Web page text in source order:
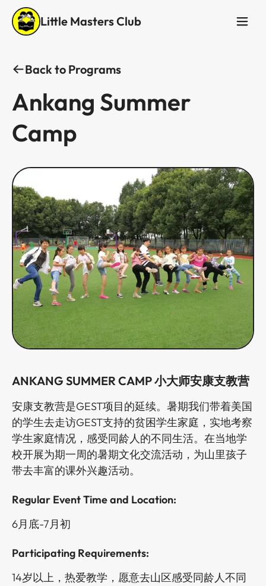
Little Masters Club
Back to Programs
Ankang Summer
Camp​​​​‌ ‍ ​‍​‍‌‍ ‌ ​‍‌‍‍‌‌‍‌ ‌‍‍‌‌‍ ‍​‍​‍​ ‍‍​‍​‍‌ ​ ‌‍​‌‌‍ ‍‌‍‍‌‌ ‌​‌ ‍‌​‍ ‍‌‍‍‌‌‍ ​‍​‍​‍ ​​‍​‍‌‍‍​‌ ​‍‌‍‌‌‌‍‌‍​‍​‍​ ‍‍​‍​‍‌‍‍​‌ ‌​‌ ‌​‌ ​​​ ‍‍​‍ ​‍ ‌‍ ​‌‍ ‌‍​ ‌‍​‌‌‍ ​‌‍‍​‌‍ ‌ ​ ‌ ‌​​ ‍‍​ ​ ​ ​ ​ ​ ​ ​ ​‍ ‌‍‍‌‌‍ ‍‌ ‌​‌‍‌‌‌‍ ‍‌ ‌​​‍ ‌‍‌‌‌‍‌​‌‍‍‌‌ ‌​​‍ ‌‍ ‌‌‍ ‌‍‌​‌‍‌‌​ ‌‌ ​​‌ ​‍‌‍‌‌‌ ​ ‌‍‌‌‌‍ ‍‌ ‌​‌‍​‌‌ ‌​‌‍‍‌‌‍ ‌‍ ‍​ ‍ ‌‍‍‌‌‍‌​​ ‌​ ‍​​ ​‌‌‍‌‌​ ‌ ‌‍​ ​ ‍‌​ ‍​‌‍​‌​‍ ‌​ ‍‌‌‍​ ​ ‌‌‌‍‌‌​‍ ‌​ ‌​​ ​​‌‍​‌​ ‍‌​‍ ‌‌‍​‍​ ​‍​ ‌‍​ ​‍​‍ ‌​ ​ ‌‍‌‍‌‍‌‌‌‍​‍​ ​​​ ‌​​ ‌‍‌‍​‍‌‍‌‍‌‍‌​‌‍​‍‌‍​ ​ ‍ ‌ ‌​‌ ‍‌‌ ​​‌‍‌‌​ ‌‌ ​​‌ ​‍‌‍ ‌‍‌ ‌ ​‍‌‍​‌‌‍ ‌​ ‍ ‌ ​​‌‍​‌‌ ‌​‌‍‍​​ ‌‌ ‌​‌‍‍‌‌ ‌​‌‍ ​‌‍‌‌​ ‌‍​‍‌‍​‌‌ ​ ‌‍‌‌‌‌‌‌‌ ​‍‌‍ ​​ ‌‌‍‍​‌ ‌​‌ ‌​‌ ​​​‍‌‌​ ​ ‌​​‌​‍‌‌​ ​‍‌​‌‍​‍‌‌​ ​‍‌​‌‍‌‍ ​‌‍ ‌‍​ ‌‍​‌‌‍ ​‌‍‍​‌‍ ‌ ​ ‌ ‌​​‍‌‌​ ​ ‌​​‌​ ​ ​ ​ ​ ​ ​ ​ ​‍‌‍‌‍‍‌‌‍‌​​ ‌​ ‍​​ ​‌‌‍‌‌​ ‌ ‌‍​ ​ ‍‌​ ‍​‌‍​‌​‍ ‌​ ‍‌‌‍​ ​ ‌‌‌‍‌‌​‍ ‌​ ‌​​ ​​‌‍​‌​ ‍‌​‍ ‌‌‍​‍​ ​‍​ ‌‍​ ​‍​‍ ‌​ ​ ‌‍‌‍‌‍‌‌‌‍​‍​ ​​​ ‌​​ ‌‍‌‍​‍‌‍‌‍‌‍‌​‌‍​‍‌‍​ ​‍‌‍‌ ‌​‌ ‍‌‌ ​​‌‍‌‌​ ‌‌ ​​‌ ​‍‌‍ ‌‍‌ ‌ ​‍‌‍​‌‌‍ ‌​‍‌‍‌ ​​‌‍​‌‌ ‌​‌‍‍​​ ‌‌ ‌​‌‍‍‌‌ ‌​‌‍ ​‌‍‌‌​‍​‍‌ ‌
ANKANG SUMMER CAMP ​​​​‌ ‍ ​‍​‍‌‍ ‌ ​‍‌‍‍‌‌‍‌ ‌‍‍‌‌‍ ‍​‍​‍​ ‍‍​‍​‍‌ ​ ‌‍​‌‌‍ ‍‌‍‍‌‌ ‌​‌ ‍‌​‍ ‍‌‍‍‌‌‍ ​‍​‍​‍ ​​‍​‍‌‍‍​‌ ​‍‌‍‌‌‌‍‌‍​‍​‍​ ‍‍​‍​‍‌‍‍​‌ ‌​‌ ‌​‌ ​​​ ‍‍​‍ ​‍ ‌‍ ​‌‍ ‌‍​ ‌‍​‌‌‍ ​‌‍‍​‌‍ ‌ ​ ‌ ‌​​ ‍‍​ ​ ​ ​ ​ ​ ​ ​ ​‍ ‌‍‍‌‌‍ ‍‌ ‌​‌‍‌‌‌‍ ‍‌ ‌​​‍ ‌‍‌‌‌‍‌​‌‍‍‌‌ ‌​​‍ ‌‍ ‌‌‍ ‌‍‌​‌‍‌‌​ ‌‌ ​​‌ ​‍‌‍‌‌‌ ​ ‌‍‌‌‌‍ ‍‌ ‌​‌‍​‌‌ ‌​‌‍‍‌‌‍ ‌‍ ‍​ ‍ ‌‍‍‌‌‍‌​​ ‌​ ‍​​ ​‌‌‍‌‌​ ‌ ‌‍​ ​ ‍‌​ ‍​‌‍​‌​‍ ‌​ ‍‌‌‍​ ​ ‌‌‌‍‌‌​‍ ‌​ ‌​​ ​​‌‍​‌​ ‍‌​‍ ‌‌‍​‍​ ​‍​ ‌‍​ ​‍​‍ ‌​ ​ ‌‍‌‍‌‍‌‌‌‍​‍​ ​​​ ‌​​ ‌‍‌‍​‍‌‍‌‍‌‍‌​‌‍​‍‌‍​ ​ ‍ ‌ ‌​‌ ‍‌‌ ​​‌‍‌‌​ ‌‌ ​​‌ ​‍‌‍ ‌‍‌ ‌ ​‍‌‍​‌‌‍ ‌​ ‍ ‌ ​​‌‍​‌‌ ‌​‌‍‍​​ ‌‌‍​‍‌‍ ‌‍‌​‌ ‍‌​‍‌‌​ ‌‌‌​​‍‌‌ ‌‍‍ ‌‍‌‌‌ ‍‌​‍‌‌​ ​ ‌​‌​​‍‌‌​ ​ ‌​‌​​‍‌‌​ ​‍​ ​‍‌‍‌‌‌‍‌​​ ​​​ ‌​‌‍‌‌​ ‌​‌‍‌‌​ ‌​‌‍‌‍‌‍​‍‌‍‌‍‌‍‌‌​‍‌‌​ ​‍​ ​‍​‍‌‌​ ‌‌‌​‌​​‍ ‍‌‍​ ‌‍‍​‌‍‍‌‌‍ ​‌‍‌​‌ ​‍‌‍‌‌‌‍ ‍​‍‌‌​ ‌‌‌​​‍‌‌ ‌‍‍ ‌‍‌‌‌ ‍‌​‍‌‌​ ​ ‌​‌​​‍‌‌​ ​ ‌​‌​​‍‌‌​ ​‍​ ​‍‌‍‌​​ ​‍‌‍​‌​ ‌​​ ‍‌​ ‌‌​ ‍‌​ ‌‍​ ‌‍​ ‌‌​ ‌‍​ ​​​ ​​​‍‌‌​ ​‍​ ​‍​‍‌‌​ ‌‌‌​‌​​‍ ‍‌ ‌​‌‍‌‌‌ ‍​‌ ‌​​ ‌‍​‍‌‍​‌‌ ​ ‌‍‌‌‌‌‌‌‌ ​‍‌‍ ​​ ‌‌‍‍​‌ ‌​‌ ‌​‌ ​​​‍‌‌​ ​ ‌​​‌​‍‌‌​ ​‍‌​‌‍​‍‌‌​ ​‍‌​‌‍‌‍ ​‌‍ ‌‍​ ‌‍​‌‌‍ ​‌‍‍​‌‍ ‌ ​ ‌ ‌​​‍‌‌​ ​ ‌​​‌​ ​ ​ ​ ​ ​ ​ ​ ​‍‌‍‌‍‍‌‌‍‌​​ ‌​ ‍​​ ​‌‌‍‌‌​ ‌ ‌‍​ ​ ‍‌​ ‍​‌‍​‌​‍ ‌​ ‍‌‌‍​ ​ ‌‌‌‍‌‌​‍ ‌​ ‌​​ ​​‌‍​‌​ ‍‌​‍ ‌‌‍​‍​ ​‍​ ‌‍​ ​‍​‍ ‌​ ​ ‌‍‌‍‌‍‌‌‌‍​‍​ ​​​ ‌​​ ‌‍‌‍​‍‌‍‌‍‌‍‌​‌‍​‍‌‍​ ​‍‌‍‌ ‌​‌ ‍‌‌ ​​‌‍‌‌​ ‌‌ ​​‌ ​‍‌‍ ‌‍‌ ‌ ​‍‌‍​‌‌‍ ‌​‍‌‍‌ ​​‌‍​‌‌ ‌​‌‍‍​​ ‌‌‍​‍‌‍ ‌‍‌​‌ ‍‌​‍‌‌​ ‌‌‌​​‍‌‌ ‌‍‍ ‌‍‌‌‌ ‍‌​‍‌‌​ ​ ‌​‌​​‍‌‌​ ​ ‌​‌​​‍‌‌​ ​‍​ ​‍‌‍‌‌‌‍‌​​ ​​​ ‌​‌‍‌‌​ ‌​‌‍‌‌​ ‌​‌‍‌‍‌‍​‍‌‍‌‍‌‍‌‌​‍‌‌​ ​‍​ ​‍​‍‌‌​ ‌‌‌​‌​​‍ ‍‌‍​ ‌‍‍​‌‍‍‌‌‍ ​‌‍‌​‌ ​‍‌‍‌‌‌‍ ‍​‍‌‌​ ‌‌‌​​‍‌‌ ‌‍‍ ‌‍‌‌‌ ‍‌​‍‌‌​ ​ ‌​‌​​‍‌‌​ ​ ‌​‌​​‍‌‌​ ​‍​ ​‍‌‍‌​​ ​‍‌‍​‌​ ‌​​ ‍‌​ ‌‌​ ‍‌​ ‌‍​ ‌‍​ ‌‌​ ‌‍​ ​​​ ​​​‍‌‌​ ​‍​ ​‍​‍‌‌​ ‌‌‌​‌​​‍ ‍‌ ‌​‌‍‌‌‌ ‍​‌ ‌​​‍​‍‌ ‌小大师安康支教营​​​​‌ ‍ ​‍​‍‌‍ ‌ ​‍‌‍‍‌‌‍‌ ‌‍‍‌‌‍ ‍​‍​‍​ ‍‍​‍​‍‌ ​ ‌‍​‌‌‍ ‍‌‍‍‌‌ ‌​‌ ‍‌​‍ ‍‌‍‍‌‌‍ ​‍​‍​‍ ​​‍​‍‌‍‍​‌ ​‍‌‍‌‌‌‍‌‍​‍​‍​ ‍‍​‍​‍‌‍‍​‌ ‌​‌ ‌​‌ ​​​ ‍‍​‍ ​‍ ‌‍ ​‌‍ ‌‍​ ‌‍​‌‌‍ ​‌‍‍​‌‍ ‌ ​ ‌ ‌​​ ‍‍​ ​ ​ ​ ​ ​ ​ ​ ​‍ ‌‍‍‌‌‍ ‍‌ ‌​‌‍‌‌‌‍ ‍‌ ‌​​‍ ‌‍‌‌‌‍‌​‌‍‍‌‌ ‌​​‍ ‌‍ ‌‌‍ ‌‍‌​‌‍‌‌​ ‌‌ ​​‌ ​‍‌‍‌‌‌ ​ ‌‍‌‌‌‍ ‍‌ ‌​‌‍​‌‌ ‌​‌‍‍‌‌‍ ‌‍ ‍​ ‍ ‌‍‍‌‌‍‌​​ ‌​ ‍​​ ​‌‌‍‌‌​ ‌ ‌‍​ ​ ‍‌​ ‍​‌‍​‌​‍ ‌​ ‍‌‌‍​ ​ ‌‌‌‍‌‌​‍ ‌​ ‌​​ ​​‌‍​‌​ ‍‌​‍ ‌‌‍​‍​ ​‍​ ‌‍​ ​‍​‍ ‌​ ​ ‌‍‌‍‌‍‌‌‌‍​‍​ ​​​ ‌​​ ‌‍‌‍​‍‌‍‌‍‌‍‌​‌‍​‍‌‍​ ​ ‍ ‌ ‌​‌ ‍‌‌ ​​‌‍‌‌​ ‌‌ ​​‌ ​‍‌‍ ‌‍‌ ‌ ​‍‌‍​‌‌‍ ‌​ ‍ ‌ ​​‌‍​‌‌ ‌​‌‍‍​​ ‌‌‍​‍‌‍ ‌‍‌​‌ ‍‌​‍‌‌​ ‌‌‌​​‍‌‌ ‌‍‍ ‌‍‌‌‌ ‍‌​‍‌‌​ ​ ‌​‌​​‍‌‌​ ​ ‌​‌​​‍‌‌​ ​‍​ ​‍‌‍‌‌‌‍‌​​ ​​​ ‌​‌‍‌‌​ ‌​‌‍‌‌​ ‌​‌‍‌‍‌‍​‍‌‍‌‍‌‍‌‌​‍‌‌​ ​‍​ ​‍​‍‌‌​ ‌‌‌​‌​​‍ ‍‌‍​ ‌‍‍​‌‍‍‌‌‍ ​‌‍‌​‌ ​‍‌‍‌‌‌‍ ‍​‍‌‌​ ‌‌‌​​‍‌‌ ‌‍‍ ‌‍‌‌‌ ‍‌​‍‌‌​ ​ ‌​‌​​‍‌‌​ ​ ‌​‌​​‍‌‌​ ​‍​ ​‍‌‍‌​​ ​‍‌‍​‌​ ‌​​ ‍‌​ ‌‌​ ‍‌​ ‌‍​ ‌‍​ ‌‌​ ‌‍​ ​​​ ​‌​‍‌‌​ ​‍​ ​‍​‍‌‌​ ‌‌‌​‌​​‍ ‍‌ ‌​‌‍‌‌‌ ‍​‌ ‌​​ ‌‍​‍‌‍​‌‌ ​ ‌‍‌‌‌‌‌‌‌ ​‍‌‍ ​​ ‌‌‍‍​‌ ‌​‌ ‌​‌ ​​​‍‌‌​ ​ ‌​​‌​‍‌‌​ ​‍‌​‌‍​‍‌‌​ ​‍‌​‌‍‌‍ ​‌‍ ‌‍​ ‌‍​‌‌‍ ​‌‍‍​‌‍ ‌ ​ ‌ ‌​​‍‌‌​ ​ ‌​​‌​ ​ ​ ​ ​ ​ ​ ​ ​‍‌‍‌‍‍‌‌‍‌​​ ‌​ ‍​​ ​‌‌‍‌‌​ ‌ ‌‍​ ​ ‍‌​ ‍​‌‍​‌​‍ ‌​ ‍‌‌‍​ ​ ‌‌‌‍‌‌​‍ ‌​ ‌​​ ​​‌‍​‌​ ‍‌​‍ ‌‌‍​‍​ ​‍​ ‌‍​ ​‍​‍ ‌​ ​ ‌‍‌‍‌‍‌‌‌‍​‍​ ​​​ ‌​​ ‌‍‌‍​‍‌‍‌‍‌‍‌​‌‍​‍‌‍​ ​‍‌‍‌ ‌​‌ ‍‌‌ ​​‌‍‌‌​ ‌‌ ​​‌ ​‍‌‍ ‌‍‌ ‌ ​‍‌‍​‌‌‍ ‌​‍‌‍‌ ​​‌‍​‌‌ ‌​‌‍‍​​ ‌‌‍​‍‌‍ ‌‍‌​‌ ‍‌​‍‌‌​ ‌‌‌​​‍‌‌ ‌‍‍ ‌‍‌‌‌ ‍‌​‍‌‌​ ​ ‌​‌​​‍‌‌​ ​ ‌​‌​​‍‌‌​ ​‍​ ​‍‌‍‌‌‌‍‌​​ ​​​ ‌​‌‍‌‌​ ‌​‌‍‌‌​ ‌​‌‍‌‍‌‍​‍‌‍‌‍‌‍‌‌​‍‌‌​ ​‍​ ​‍​‍‌‌​ ‌‌‌​‌​​‍ ‍‌‍​ ‌‍‍​‌‍‍‌‌‍ ​‌‍‌​‌ ​‍‌‍‌‌‌‍ ‍​‍‌‌​ ‌‌‌​​‍‌‌ ‌‍‍ ‌‍‌‌‌ ‍‌​‍‌‌​ ​ ‌​‌​​‍‌‌​ ​ ‌​‌​​‍‌‌​ ​‍​ ​‍‌‍‌​​ ​‍‌‍​‌​ ‌​​ ‍‌​ ‌‌​ ‍‌​ ‌‍​ ‌‍​ ‌‌​ ‌‍​ ​​​ ​‌​‍‌‌​ ​‍​ ​‍​‍‌‌​ ‌‌‌​‌​​‍ ‍‌ ‌​‌‍‌‌‌ ‍​‌ ‌​​‍​‍‌ ‌
安康支教营是GEST项目的延续。暑期我们带着美国
的学生去走访GEST支持的贫困学生家庭，实地考察
学生家庭情况，感受同龄人的不同生活。在当地学
校开展为期一周的暑期文化交流活动，为山里孩子
带去丰富的课外兴趣活动。​​​​‌ ‍ ​‍​‍‌‍ ‌ ​‍‌‍‍‌‌‍‌ ‌‍‍‌‌‍ ‍​‍​‍​ ‍‍​‍​‍‌ ​ ‌‍​‌‌‍ ‍‌‍‍‌‌ ‌​‌ ‍‌​‍ ‍‌‍‍‌‌‍ ​‍​‍​‍ ​​‍​‍‌‍‍​‌ ​‍‌‍‌‌‌‍‌‍​‍​‍​ ‍‍​‍​‍‌‍‍​‌ ‌​‌ ‌​‌ ​​​ ‍‍​‍ ​‍ ‌‍ ​‌‍ ‌‍​ ‌‍​‌‌‍ ​‌‍‍​‌‍ ‌ ​ ‌ ‌​​ ‍‍​ ​ ​ ​ ​ ​ ​ ​ ​‍ ‌‍‍‌‌‍ ‍‌ ‌​‌‍‌‌‌‍ ‍‌ ‌​​‍ ‌‍‌‌‌‍‌​‌‍‍‌‌ ‌​​‍ ‌‍ ‌‌‍ ‌‍‌​‌‍‌‌​ ‌‌ ​​‌ ​‍‌‍‌‌‌ ​ ‌‍‌‌‌‍ ‍‌ ‌​‌‍​‌‌ ‌​‌‍‍‌‌‍ ‌‍ ‍​ ‍ ‌‍‍‌‌‍‌​​ ‌​ ‍​​ ​‌‌‍‌‌​ ‌ ‌‍​ ​ ‍‌​ ‍​‌‍​‌​‍ ‌​ ‍‌‌‍​ ​ ‌‌‌‍‌‌​‍ ‌​ ‌​​ ​​‌‍​‌​ ‍‌​‍ ‌‌‍​‍​ ​‍​ ‌‍​ ​‍​‍ ‌​ ​ ‌‍‌‍‌‍‌‌‌‍​‍​ ​​​ ‌​​ ‌‍‌‍​‍‌‍‌‍‌‍‌​‌‍​‍‌‍​ ​ ‍ ‌ ‌​‌ ‍‌‌ ​​‌‍‌‌​ ‌‌ ​​‌ ​‍‌‍ ‌‍‌ ‌ ​‍‌‍​‌‌‍ ‌​ ‍ ‌ ​​‌‍​‌‌ ‌​‌‍‍​​ ‌‌‍​‍‌‍ ‌‍‌​‌ ‍‌​‍‌‌​ ‌‌‌​​‍‌‌ ‌‍‍ ‌‍‌‌‌ ‍‌​‍‌‌​ ​ ‌​‌​​‍‌‌​ ​ ‌​‌​​‍‌‌​ ​‍​ ​‍​ ​‍​ ‍‌​ ‍​‌‍​ ‌‍‌‍‌‍‌‍‌‍​ ​ ‌​​ ​‌​ ​​​ ​‍‌‍‌‍​‍‌‌​ ​‍​ ​‍​‍‌‌​ ‌‌‌​‌​​‍ ‍‌‍​ ‌‍‍​‌‍‍‌‌‍ ​‌‍‌​‌ ​‍‌‍‌‌‌‍ ‍​‍‌‌​ ‌‌‌​​‍‌‌ ‌‍‍ ‌‍‌‌‌ ‍‌​‍‌‌​ ​ ‌​‌​​‍‌‌​ ​ ‌​‌​​‍‌‌​ ​‍​ ​‍​ ‍​‌‍​‍​ ​ ‌‍‌‍​ ‌ ‌‍‌​​ ‍‌‌‍‌‍‌‍​ ​ ‍​‌‍‌‍‌‍​‌​ ​​​‍‌‌​ ​‍​ ​‍​‍‌‌​ ‌‌‌​‌​​‍ ‍‌ ‌​‌‍‌‌‌ ‍​‌ ‌​​ ‌‍​‍‌‍​‌‌ ​ ‌‍‌‌‌‌‌‌‌ ​‍‌‍ ​​ ‌‌‍‍​‌ ‌​‌ ‌​‌ ​​​‍‌‌​ ​ ‌​​‌​‍‌‌​ ​‍‌​‌‍​‍‌‌​ ​‍‌​‌‍‌‍ ​‌‍ ‌‍​ ‌‍​‌‌‍ ​‌‍‍​‌‍ ‌ ​ ‌ ‌​​‍‌‌​ ​ ‌​​‌​ ​ ​ ​ ​ ​ ​ ​ ​‍‌‍‌‍‍‌‌‍‌​​ ‌​ ‍​​ ​‌‌‍‌‌​ ‌ ‌‍​ ​ ‍‌​ ‍​‌‍​‌​‍ ‌​ ‍‌‌‍​ ​ ‌‌‌‍‌‌​‍ ‌​ ‌​​ ​​‌‍​‌​ ‍‌​‍ ‌‌‍​‍​ ​‍​ ‌‍​ ​‍​‍ ‌​ ​ ‌‍‌‍‌‍‌‌‌‍​‍​ ​​​ ‌​​ ‌‍‌‍​‍‌‍‌‍‌‍‌​‌‍​‍‌‍​ ​‍‌‍‌ ‌​‌ ‍‌‌ ​​‌‍‌‌​ ‌‌ ​​‌ ​‍‌‍ ‌‍‌ ‌ ​‍‌‍​‌‌‍ ‌​‍‌‍‌ ​​‌‍​‌‌ ‌​‌‍‍​​ ‌‌‍​‍‌‍ ‌‍‌​‌ ‍‌​‍‌‌​ ‌‌‌​​‍‌‌ ‌‍‍ ‌‍‌‌‌ ‍‌​‍‌‌​ ​ ‌​‌​​‍‌‌​ ​ ‌​‌​​‍‌‌​ ​‍​ ​‍​ ​‍​ ‍‌​ ‍​‌‍​ ‌‍‌‍‌‍‌‍‌‍​ ​ ‌​​ ​‌​ ​​​ ​‍‌‍‌‍​‍‌‌​ ​‍​ ​‍​‍‌‌​ ‌‌‌​‌​​‍ ‍‌‍​ ‌‍‍​‌‍‍‌‌‍ ​‌‍‌​‌ ​‍‌‍‌‌‌‍ ‍​‍‌‌​ ‌‌‌​​‍‌‌ ‌‍‍ ‌‍‌‌‌ ‍‌​‍‌‌​ ​ ‌​‌​​‍‌‌​ ​ ‌​‌​​‍‌‌​ ​‍​ ​‍​ ‍​‌‍​‍​ ​ ‌‍‌‍​ ‌ ‌‍‌​​ ‍‌‌‍‌‍‌‍​ ​ ‍​‌‍‌‍‌‍​‌​ ​​​‍‌‌​ ​‍​ ​‍​‍‌‌​ ‌‌‌​‌​​‍ ‍‌ ‌​‌‍‌‌‌ ‍​‌ ‌​​‍​‍‌ ‌
Regular Event Time and Location​​​​‌ ‍ ​‍​‍‌‍ ‌ ​‍‌‍‍‌‌‍‌ ‌‍‍‌‌‍ ‍​‍​‍​ ‍‍​‍​‍‌ ​ ‌‍​‌‌‍ ‍‌‍‍‌‌ ‌​‌ ‍‌​‍ ‍‌‍‍‌‌‍ ​‍​‍​‍ ​​‍​‍‌‍‍​‌ ​‍‌‍‌‌‌‍‌‍​‍​‍​ ‍‍​‍​‍‌‍‍​‌ ‌​‌ ‌​‌ ​​​ ‍‍​‍ ​‍ ‌‍ ​‌‍ ‌‍​ ‌‍​‌‌‍ ​‌‍‍​‌‍ ‌ ​ ‌ ‌​​ ‍‍​ ​ ​ ​ ​ ​ ​ ​ ​‍ ‌‍‍‌‌‍ ‍‌ ‌​‌‍‌‌‌‍ ‍‌ ‌​​‍ ‌‍‌‌‌‍‌​‌‍‍‌‌ ‌​​‍ ‌‍ ‌‌‍ ‌‍‌​‌‍‌‌​ ‌‌ ​​‌ ​‍‌‍‌‌‌ ​ ‌‍‌‌‌‍ ‍‌ ‌​‌‍​‌‌ ‌​‌‍‍‌‌‍ ‌‍ ‍​ ‍ ‌‍‍‌‌‍‌​​ ‌​ ‍​​ ​‌‌‍‌‌​ ‌ ‌‍​ ​ ‍‌​ ‍​‌‍​‌​‍ ‌​ ‍‌‌‍​ ​ ‌‌‌‍‌‌​‍ ‌​ ‌​​ ​​‌‍​‌​ ‍‌​‍ ‌‌‍​‍​ ​‍​ ‌‍​ ​‍​‍ ‌​ ​ ‌‍‌‍‌‍‌‌‌‍​‍​ ​​​ ‌​​ ‌‍‌‍​‍‌‍‌‍‌‍‌​‌‍​‍‌‍​ ​ ‍ ‌ ‌​‌ ‍‌‌ ​​‌‍‌‌​ ‌‌ ​​‌ ​‍‌‍ ‌‍‌ ‌ ​‍‌‍​‌‌‍ ‌​ ‍ ‌ ​​‌‍​‌‌ ‌​‌‍‍​​ ‌‌‍​‍‌‍ ‌‍‌​‌ ‍‌​‍‌‌​ ‌‌‌​​‍‌‌ ‌‍‍ ‌‍‌‌‌ ‍‌​‍‌‌​ ​ ‌​‌​​‍‌‌​ ​ ‌​‌​​‍‌‌​ ​‍​ ​‍‌‍​‍​ ​ ​ ‍​‌‍​‌​ ‌ ​ ​‍​ ‍‌​ ​‍​ ‍​​ ​‍​ ‌ ​ ​‍​‍‌‌​ ​‍​ ​‍​‍‌‌​ ‌‌‌​‌​​‍ ‍‌‍​ ‌‍‍​‌‍‍‌‌‍ ​‌‍‌​‌ ​‍‌‍‌‌‌‍ ‍​‍‌‌​ ‌‌‌​​‍‌‌ ‌‍‍ ‌‍‌‌‌ ‍‌​‍‌‌​ ​ ‌​‌​​‍‌‌​ ​ ‌​‌​​‍‌‌​ ​‍​ ​‍​ ‌‍​ ​​‌‍‌‍​ ‌​‌‍‌‌​ ​‌​ ​ ​ ​‌​ ‍​​ ‍​​ ​ ​ ‌ ​ ​​​‍‌‌​ ​‍​ ​‍​‍‌‌​ ‌‌‌​‌​​‍ ‍‌ ‌​‌‍‌‌‌ ‍​‌ ‌​​ ‌‍​‍‌‍​‌‌ ​ ‌‍‌‌‌‌‌‌‌ ​‍‌‍ ​​ ‌‌‍‍​‌ ‌​‌ ‌​‌ ​​​‍‌‌​ ​ ‌​​‌​‍‌‌​ ​‍‌​‌‍​‍‌‌​ ​‍‌​‌‍‌‍ ​‌‍ ‌‍​ ‌‍​‌‌‍ ​‌‍‍​‌‍ ‌ ​ ‌ ‌​​‍‌‌​ ​ ‌​​‌​ ​ ​ ​ ​ ​ ​ ​ ​‍‌‍‌‍‍‌‌‍‌​​ ‌​ ‍​​ ​‌‌‍‌‌​ ‌ ‌‍​ ​ ‍‌​ ‍​‌‍​‌​‍ ‌​ ‍‌‌‍​ ​ ‌‌‌‍‌‌​‍ ‌​ ‌​​ ​​‌‍​‌​ ‍‌​‍ ‌‌‍​‍​ ​‍​ ‌‍​ ​‍​‍ ‌​ ​ ‌‍‌‍‌‍‌‌‌‍​‍​ ​​​ ‌​​ ‌‍‌‍​‍‌‍‌‍‌‍‌​‌‍​‍‌‍​ ​‍‌‍‌ ‌​‌ ‍‌‌ ​​‌‍‌‌​ ‌‌ ​​‌ ​‍‌‍ ‌‍‌ ‌ ​‍‌‍​‌‌‍ ‌​‍‌‍‌ ​​‌‍​‌‌ ‌​‌‍‍​​ ‌‌‍​‍‌‍ ‌‍‌​‌ ‍‌​‍‌‌​ ‌‌‌​​‍‌‌ ‌‍‍ ‌‍‌‌‌ ‍‌​‍‌‌​ ​ ‌​‌​​‍‌‌​ ​ ‌​‌​​‍‌‌​ ​‍​ ​‍‌‍​‍​ ​ ​ ‍​‌‍​‌​ ‌ ​ ​‍​ ‍‌​ ​‍​ ‍​​ ​‍​ ‌ ​ ​‍​‍‌‌​ ​‍​ ​‍​‍‌‌​ ‌‌‌​‌​​‍ ‍‌‍​ ‌‍‍​‌‍‍‌‌‍ ​‌‍‌​‌ ​‍‌‍‌‌‌‍ ‍​‍‌‌​ ‌‌‌​​‍‌‌ ‌‍‍ ‌‍‌‌‌ ‍‌​‍‌‌​ ​ ‌​‌​​‍‌‌​ ​ ‌​‌​​‍‌‌​ ​‍​ ​‍​ ‌‍​ ​​‌‍‌‍​ ‌​‌‍‌‌​ ​‌​ ​ ​ ​‌​ ‍​​ ‍​​ ​ ​ ‌ ​ ​​​‍‌‌​ ​‍​ ​‍​‍‌‌​ ‌‌‌​‌​​‍ ‍‌ ‌​‌‍‌‌‌ ‍​‌ ‌​​‍​‍‌ ‌:​​​​‌ ‍ ​‍​‍‌‍ ‌ ​‍‌‍‍‌‌‍‌ ‌‍‍‌‌‍ ‍​‍​‍​ ‍‍​‍​‍‌ ​ ‌‍​‌‌‍ ‍‌‍‍‌‌ ‌​‌ ‍‌​‍ ‍‌‍‍‌‌‍ ​‍​‍​‍ ​​‍​‍‌‍‍​‌ ​‍‌‍‌‌‌‍‌‍​‍​‍​ ‍‍​‍​‍‌‍‍​‌ ‌​‌ ‌​‌ ​​​ ‍‍​‍ ​‍ ‌‍ ​‌‍ ‌‍​ ‌‍​‌‌‍ ​‌‍‍​‌‍ ‌ ​ ‌ ‌​​ ‍‍​ ​ ​ ​ ​ ​ ​ ​ ​‍ ‌‍‍‌‌‍ ‍‌ ‌​‌‍‌‌‌‍ ‍‌ ‌​​‍ ‌‍‌‌‌‍‌​‌‍‍‌‌ ‌​​‍ ‌‍ ‌‌‍ ‌‍‌​‌‍‌‌​ ‌‌ ​​‌ ​‍‌‍‌‌‌ ​ ‌‍‌‌‌‍ ‍‌ ‌​‌‍​‌‌ ‌​‌‍‍‌‌‍ ‌‍ ‍​ ‍ ‌‍‍‌‌‍‌​​ ‌​ ‍​​ ​‌‌‍‌‌​ ‌ ‌‍​ ​ ‍‌​ ‍​‌‍​‌​‍ ‌​ ‍‌‌‍​ ​ ‌‌‌‍‌‌​‍ ‌​ ‌​​ ​​‌‍​‌​ ‍‌​‍ ‌‌‍​‍​ ​‍​ ‌‍​ ​‍​‍ ‌​ ​ ‌‍‌‍‌‍‌‌‌‍​‍​ ​​​ ‌​​ ‌‍‌‍​‍‌‍‌‍‌‍‌​‌‍​‍‌‍​ ​ ‍ ‌ ‌​‌ ‍‌‌ ​​‌‍‌‌​ ‌‌ ​​‌ ​‍‌‍ ‌‍‌ ‌ ​‍‌‍​‌‌‍ ‌​ ‍ ‌ ​​‌‍​‌‌ ‌​‌‍‍​​ ‌‌‍​‍‌‍ ‌‍‌​‌ ‍‌​‍‌‌​ ‌‌‌​​‍‌‌ ‌‍‍ ‌‍‌‌‌ ‍‌​‍‌‌​ ​ ‌​‌​​‍‌‌​ ​ ‌​‌​​‍‌‌​ ​‍​ ​‍‌‍​‍​ ​ ​ ‍​‌‍​‌​ ‌ ​ ​‍​ ‍‌​ ​‍​ ‍​​ ​‍​ ‌ ​ ​‍​‍‌‌​ ​‍​ ​‍​‍‌‌​ ‌‌‌​‌​​‍ ‍‌‍​ ‌‍‍​‌‍‍‌‌‍ ​‌‍‌​‌ ​‍‌‍‌‌‌‍ ‍​‍‌‌​ ‌‌‌​​‍‌‌ ‌‍‍ ‌‍‌‌‌ ‍‌​‍‌‌​ ​ ‌​‌​​‍‌‌​ ​ ‌​‌​​‍‌‌​ ​‍​ ​‍​ ‌‍​ ​​‌‍‌‍​ ‌​‌‍‌‌​ ​‌​ ​ ​ ​‌​ ‍​​ ‍​​ ​ ​ ‌ ​ ​‌​‍‌‌​ ​‍​ ​‍​‍‌‌​ ‌‌‌​‌​​‍ ‍‌ ‌​‌‍‌‌‌ ‍​‌ ‌​​ ‌‍​‍‌‍​‌‌ ​ ‌‍‌‌‌‌‌‌‌ ​‍‌‍ ​​ ‌‌‍‍​‌ ‌​‌ ‌​‌ ​​​‍‌‌​ ​ ‌​​‌​‍‌‌​ ​‍‌​‌‍​‍‌‌​ ​‍‌​‌‍‌‍ ​‌‍ ‌‍​ ‌‍​‌‌‍ ​‌‍‍​‌‍ ‌ ​ ‌ ‌​​‍‌‌​ ​ ‌​​‌​ ​ ​ ​ ​ ​ ​ ​ ​‍‌‍‌‍‍‌‌‍‌​​ ‌​ ‍​​ ​‌‌‍‌‌​ ‌ ‌‍​ ​ ‍‌​ ‍​‌‍​‌​‍ ‌​ ‍‌‌‍​ ​ ‌‌‌‍‌‌​‍ ‌​ ‌​​ ​​‌‍​‌​ ‍‌​‍ ‌‌‍​‍​ ​‍​ ‌‍​ ​‍​‍ ‌​ ​ ‌‍‌‍‌‍‌‌‌‍​‍​ ​​​ ‌​​ ‌‍‌‍​‍‌‍‌‍‌‍‌​‌‍​‍‌‍​ ​‍‌‍‌ ‌​‌ ‍‌‌ ​​‌‍‌‌​ ‌‌ ​​‌ ​‍‌‍ ‌‍‌ ‌ ​‍‌‍​‌‌‍ ‌​‍‌‍‌ ​​‌‍​‌‌ ‌​‌‍‍​​ ‌‌‍​‍‌‍ ‌‍‌​‌ ‍‌​‍‌‌​ ‌‌‌​​‍‌‌ ‌‍‍ ‌‍‌‌‌ ‍‌​‍‌‌​ ​ ‌​‌​​‍‌‌​ ​ ‌​‌​​‍‌‌​ ​‍​ ​‍‌‍​‍​ ​ ​ ‍​‌‍​‌​ ‌ ​ ​‍​ ‍‌​ ​‍​ ‍​​ ​‍​ ‌ ​ ​‍​‍‌‌​ ​‍​ ​‍​‍‌‌​ ‌‌‌​‌​​‍ ‍‌‍​ ‌‍‍​‌‍‍‌‌‍ ​‌‍‌​‌ ​‍‌‍‌‌‌‍ ‍​‍‌‌​ ‌‌‌​​‍‌‌ ‌‍‍ ‌‍‌‌‌ ‍‌​‍‌‌​ ​ ‌​‌​​‍‌‌​ ​ ‌​‌​​‍‌‌​ ​‍​ ​‍​ ‌‍​ ​​‌‍‌‍​ ‌​‌‍‌‌​ ​‌​ ​ ​ ​‌​ ‍​​ ‍​​ ​ ​ ‌ ​ ​‌​‍‌‌​ ​‍​ ​‍​‍‌‌​ ‌‌‌​‌​​‍ ‍‌ ‌​‌‍‌‌‌ ‍​‌ ‌​​‍​‍‌ ‌
6月底-7月初​​​​‌ ‍ ​‍​‍‌‍ ‌ ​‍‌‍‍‌‌‍‌ ‌‍‍‌‌‍ ‍​‍​‍​ ‍‍​‍​‍‌ ​ ‌‍​‌‌‍ ‍‌‍‍‌‌ ‌​‌ ‍‌​‍ ‍‌‍‍‌‌‍ ​‍​‍​‍ ​​‍​‍‌‍‍​‌ ​‍‌‍‌‌‌‍‌‍​‍​‍​ ‍‍​‍​‍‌‍‍​‌ ‌​‌ ‌​‌ ​​​ ‍‍​‍ ​‍ ‌‍ ​‌‍ ‌‍​ ‌‍​‌‌‍ ​‌‍‍​‌‍ ‌ ​ ‌ ‌​​ ‍‍​ ​ ​ ​ ​ ​ ​ ​ ​‍ ‌‍‍‌‌‍ ‍‌ ‌​‌‍‌‌‌‍ ‍‌ ‌​​‍ ‌‍‌‌‌‍‌​‌‍‍‌‌ ‌​​‍ ‌‍ ‌‌‍ ‌‍‌​‌‍‌‌​ ‌‌ ​​‌ ​‍‌‍‌‌‌ ​ ‌‍‌‌‌‍ ‍‌ ‌​‌‍​‌‌ ‌​‌‍‍‌‌‍ ‌‍ ‍​ ‍ ‌‍‍‌‌‍‌​​ ‌​ ‍​​ ​‌‌‍‌‌​ ‌ ‌‍​ ​ ‍‌​ ‍​‌‍​‌​‍ ‌​ ‍‌‌‍​ ​ ‌‌‌‍‌‌​‍ ‌​ ‌​​ ​​‌‍​‌​ ‍‌​‍ ‌‌‍​‍​ ​‍​ ‌‍​ ​‍​‍ ‌​ ​ ‌‍‌‍‌‍‌‌‌‍​‍​ ​​​ ‌​​ ‌‍‌‍​‍‌‍‌‍‌‍‌​‌‍​‍‌‍​ ​ ‍ ‌ ‌​‌ ‍‌‌ ​​‌‍‌‌​ ‌‌ ​​‌ ​‍‌‍ ‌‍‌ ‌ ​‍‌‍​‌‌‍ ‌​ ‍ ‌ ​​‌‍​‌‌ ‌​‌‍‍​​ ‌‌‍​‍‌‍ ‌‍‌​‌ ‍‌​‍‌‌​ ‌‌‌​​‍‌‌ ‌‍‍ ‌‍‌‌‌ ‍‌​‍‌‌​ ​ ‌​‌​​‍‌‌​ ​ ‌​‌​​‍‌‌​ ​‍​ ​‍‌‍‌‍​ ‌‌‌‍​‍‌‍​ ​ ‍‌‌‍​‍​ ‌ ​ ​ ‌‍‌‌​ ​‍‌‍‌‍​ ‍​​‍‌‌​ ​‍​ ​‍​‍‌‌​ ‌‌‌​‌​​‍ ‍‌‍​ ‌‍‍​‌‍‍‌‌‍ ​‌‍‌​‌ ​‍‌‍‌‌‌‍ ‍​‍‌‌​ ‌‌‌​​‍‌‌ ‌‍‍ ‌‍‌‌‌ ‍‌​‍‌‌​ ​ ‌​‌​​‍‌‌​ ​ ‌​‌​​‍‌‌​ ​‍​ ​‍​ ‌​​ ​​​ ‌​‌‍‌‍​ ‍‌​ ​‍​ ‌ ​ ‌‌‌‍‌‍‌‍​ ‌‍​‍​ ‌ ​ ​​​‍‌‌​ ​‍​ ​‍​‍‌‌​ ‌‌‌​‌​​‍ ‍‌ ‌​‌‍‌‌‌ ‍​‌ ‌​​ ‌‍​‍‌‍​‌‌ ​ ‌‍‌‌‌‌‌‌‌ ​‍‌‍ ​​ ‌‌‍‍​‌ ‌​‌ ‌​‌ ​​​‍‌‌​ ​ ‌​​‌​‍‌‌​ ​‍‌​‌‍​‍‌‌​ ​‍‌​‌‍‌‍ ​‌‍ ‌‍​ ‌‍​‌‌‍ ​‌‍‍​‌‍ ‌ ​ ‌ ‌​​‍‌‌​ ​ ‌​​‌​ ​ ​ ​ ​ ​ ​ ​ ​‍‌‍‌‍‍‌‌‍‌​​ ‌​ ‍​​ ​‌‌‍‌‌​ ‌ ‌‍​ ​ ‍‌​ ‍​‌‍​‌​‍ ‌​ ‍‌‌‍​ ​ ‌‌‌‍‌‌​‍ ‌​ ‌​​ ​​‌‍​‌​ ‍‌​‍ ‌‌‍​‍​ ​‍​ ‌‍​ ​‍​‍ ‌​ ​ ‌‍‌‍‌‍‌‌‌‍​‍​ ​​​ ‌​​ ‌‍‌‍​‍‌‍‌‍‌‍‌​‌‍​‍‌‍​ ​‍‌‍‌ ‌​‌ ‍‌‌ ​​‌‍‌‌​ ‌‌ ​​‌ ​‍‌‍ ‌‍‌ ‌ ​‍‌‍​‌‌‍ ‌​‍‌‍‌ ​​‌‍​‌‌ ‌​‌‍‍​​ ‌‌‍​‍‌‍ ‌‍‌​‌ ‍‌​‍‌‌​ ‌‌‌​​‍‌‌ ‌‍‍ ‌‍‌‌‌ ‍‌​‍‌‌​ ​ ‌​‌​​‍‌‌​ ​ ‌​‌​​‍‌‌​ ​‍​ ​‍‌‍‌‍​ ‌‌‌‍​‍‌‍​ ​ ‍‌‌‍​‍​ ‌ ​ ​ ‌‍‌‌​ ​‍‌‍‌‍​ ‍​​‍‌‌​ ​‍​ ​‍​‍‌‌​ ‌‌‌​‌​​‍ ‍‌‍​ ‌‍‍​‌‍‍‌‌‍ ​‌‍‌​‌ ​‍‌‍‌‌‌‍ ‍​‍‌‌​ ‌‌‌​​‍‌‌ ‌‍‍ ‌‍‌‌‌ ‍‌​‍‌‌​ ​ ‌​‌​​‍‌‌​ ​ ‌​‌​​‍‌‌​ ​‍​ ​‍​ ‌​​ ​​​ ‌​‌‍‌‍​ ‍‌​ ​‍​ ‌ ​ ‌‌‌‍‌‍‌‍​ ‌‍​‍​ ‌ ​ ​​​‍‌‌​ ​‍​ ​‍​‍‌‌​ ‌‌‌​‌​​‍ ‍‌ ‌​‌‍‌‌‌ ‍​‌ ‌​​‍​‍‌ ‌
Participating Requirements​​​​‌ ‍ ​‍​‍‌‍ ‌ ​‍‌‍‍‌‌‍‌ ‌‍‍‌‌‍ ‍​‍​‍​ ‍‍​‍​‍‌ ​ ‌‍​‌‌‍ ‍‌‍‍‌‌ ‌​‌ ‍‌​‍ ‍‌‍‍‌‌‍ ​‍​‍​‍ ​​‍​‍‌‍‍​‌ ​‍‌‍‌‌‌‍‌‍​‍​‍​ ‍‍​‍​‍‌‍‍​‌ ‌​‌ ‌​‌ ​​​ ‍‍​‍ ​‍ ‌‍ ​‌‍ ‌‍​ ‌‍​‌‌‍ ​‌‍‍​‌‍ ‌ ​ ‌ ‌​​ ‍‍​ ​ ​ ​ ​ ​ ​ ​ ​‍ ‌‍‍‌‌‍ ‍‌ ‌​‌‍‌‌‌‍ ‍‌ ‌​​‍ ‌‍‌‌‌‍‌​‌‍‍‌‌ ‌​​‍ ‌‍ ‌‌‍ ‌‍‌​‌‍‌‌​ ‌‌ ​​‌ ​‍‌‍‌‌‌ ​ ‌‍‌‌‌‍ ‍‌ ‌​‌‍​‌‌ ‌​‌‍‍‌‌‍ ‌‍ ‍​ ‍ ‌‍‍‌‌‍‌​​ ‌​ ‍​​ ​‌‌‍‌‌​ ‌ ‌‍​ ​ ‍‌​ ‍​‌‍​‌​‍ ‌​ ‍‌‌‍​ ​ ‌‌‌‍‌‌​‍ ‌​ ‌​​ ​​‌‍​‌​ ‍‌​‍ ‌‌‍​‍​ ​‍​ ‌‍​ ​‍​‍ ‌​ ​ ‌‍‌‍‌‍‌‌‌‍​‍​ ​​​ ‌​​ ‌‍‌‍​‍‌‍‌‍‌‍‌​‌‍​‍‌‍​ ​ ‍ ‌ ‌​‌ ‍‌‌ ​​‌‍‌‌​ ‌‌ ​​‌ ​‍‌‍ ‌‍‌ ‌ ​‍‌‍​‌‌‍ ‌​ ‍ ‌ ​​‌‍​‌‌ ‌​‌‍‍​​ ‌‌‍​‍‌‍ ‌‍‌​‌ ‍‌​‍‌‌​ ‌‌‌​​‍‌‌ ‌‍‍ ‌‍‌‌‌ ‍‌​‍‌‌​ ​ ‌​‌​​‍‌‌​ ​ ‌​‌​​‍‌‌​ ​‍​ ​‍​ ​ ‌‍‌​​ ‌‍​ ​‌​ ‌​‌‍​‌​ ​ ​ ​‍​ ‌‌​ ‍​‌‍​‍​ ‌ ​‍‌‌​ ​‍​ ​‍​‍‌‌​ ‌‌‌​‌​​‍ ‍‌‍​ ‌‍‍​‌‍‍‌‌‍ ​‌‍‌​‌ ​‍‌‍‌‌‌‍ ‍​‍‌‌​ ‌‌‌​​‍‌‌ ‌‍‍ ‌‍‌‌‌ ‍‌​‍‌‌​ ​ ‌​‌​​‍‌‌​ ​ ‌​‌​​‍‌‌​ ​‍​ ​‍​ ‌‌​ ‌‌​ ​‍​ ​‍‌‍​‌​ ​​‌‍‌‌​ ‌‌​ ‌​‌‍‌‌‌‍‌​​ ​ ​ ​​​‍‌‌​ ​‍​ ​‍​‍‌‌​ ‌‌‌​‌​​‍ ‍‌ ‌​‌‍‌‌‌ ‍​‌ ‌​​ ‌‍​‍‌‍​‌‌ ​ ‌‍‌‌‌‌‌‌‌ ​‍‌‍ ​​ ‌‌‍‍​‌ ‌​‌ ‌​‌ ​​​‍‌‌​ ​ ‌​​‌​‍‌‌​ ​‍‌​‌‍​‍‌‌​ ​‍‌​‌‍‌‍ ​‌‍ ‌‍​ ‌‍​‌‌‍ ​‌‍‍​‌‍ ‌ ​ ‌ ‌​​‍‌‌​ ​ ‌​​‌​ ​ ​ ​ ​ ​ ​ ​ ​‍‌‍‌‍‍‌‌‍‌​​ ‌​ ‍​​ ​‌‌‍‌‌​ ‌ ‌‍​ ​ ‍‌​ ‍​‌‍​‌​‍ ‌​ ‍‌‌‍​ ​ ‌‌‌‍‌‌​‍ ‌​ ‌​​ ​​‌‍​‌​ ‍‌​‍ ‌‌‍​‍​ ​‍​ ‌‍​ ​‍​‍ ‌​ ​ ‌‍‌‍‌‍‌‌‌‍​‍​ ​​​ ‌​​ ‌‍‌‍​‍‌‍‌‍‌‍‌​‌‍​‍‌‍​ ​‍‌‍‌ ‌​‌ ‍‌‌ ​​‌‍‌‌​ ‌‌ ​​‌ ​‍‌‍ ‌‍‌ ‌ ​‍‌‍​‌‌‍ ‌​‍‌‍‌ ​​‌‍​‌‌ ‌​‌‍‍​​ ‌‌‍​‍‌‍ ‌‍‌​‌ ‍‌​‍‌‌​ ‌‌‌​​‍‌‌ ‌‍‍ ‌‍‌‌‌ ‍‌​‍‌‌​ ​ ‌​‌​​‍‌‌​ ​ ‌​‌​​‍‌‌​ ​‍​ ​‍​ ​ ‌‍‌​​ ‌‍​ ​‌​ ‌​‌‍​‌​ ​ ​ ​‍​ ‌‌​ ‍​‌‍​‍​ ‌ ​‍‌‌​ ​‍​ ​‍​‍‌‌​ ‌‌‌​‌​​‍ ‍‌‍​ ‌‍‍​‌‍‍‌‌‍ ​‌‍‌​‌ ​‍‌‍‌‌‌‍ ‍​‍‌‌​ ‌‌‌​​‍‌‌ ‌‍‍ ‌‍‌‌‌ ‍‌​‍‌‌​ ​ ‌​‌​​‍‌‌​ ​ ‌​‌​​‍‌‌​ ​‍​ ​‍​ ‌‌​ ‌‌​ ​‍​ ​‍‌‍​‌​ ​​‌‍‌‌​ ‌‌​ ‌​‌‍‌‌‌‍‌​​ ​ ​ ​​​‍‌‌​ ​‍​ ​‍​‍‌‌​ ‌‌‌​‌​​‍ ‍‌ ‌​‌‍‌‌‌ ‍​‌ ‌​​‍​‍‌ ‌:​​​​‌ ‍ ​‍​‍‌‍ ‌ ​‍‌‍‍‌‌‍‌ ‌‍‍‌‌‍ ‍​‍​‍​ ‍‍​‍​‍‌ ​ ‌‍​‌‌‍ ‍‌‍‍‌‌ ‌​‌ ‍‌​‍ ‍‌‍‍‌‌‍ ​‍​‍​‍ ​​‍​‍‌‍‍​‌ ​‍‌‍‌‌‌‍‌‍​‍​‍​ ‍‍​‍​‍‌‍‍​‌ ‌​‌ ‌​‌ ​​​ ‍‍​‍ ​‍ ‌‍ ​‌‍ ‌‍​ ‌‍​‌‌‍ ​‌‍‍​‌‍ ‌ ​ ‌ ‌​​ ‍‍​ ​ ​ ​ ​ ​ ​ ​ ​‍ ‌‍‍‌‌‍ ‍‌ ‌​‌‍‌‌‌‍ ‍‌ ‌​​‍ ‌‍‌‌‌‍‌​‌‍‍‌‌ ‌​​‍ ‌‍ ‌‌‍ ‌‍‌​‌‍‌‌​ ‌‌ ​​‌ ​‍‌‍‌‌‌ ​ ‌‍‌‌‌‍ ‍‌ ‌​‌‍​‌‌ ‌​‌‍‍‌‌‍ ‌‍ ‍​ ‍ ‌‍‍‌‌‍‌​​ ‌​ ‍​​ ​‌‌‍‌‌​ ‌ ‌‍​ ​ ‍‌​ ‍​‌‍​‌​‍ ‌​ ‍‌‌‍​ ​ ‌‌‌‍‌‌​‍ ‌​ ‌​​ ​​‌‍​‌​ ‍‌​‍ ‌‌‍​‍​ ​‍​ ‌‍​ ​‍​‍ ‌​ ​ ‌‍‌‍‌‍‌‌‌‍​‍​ ​​​ ‌​​ ‌‍‌‍​‍‌‍‌‍‌‍‌​‌‍​‍‌‍​ ​ ‍ ‌ ‌​‌ ‍‌‌ ​​‌‍‌‌​ ‌‌ ​​‌ ​‍‌‍ ‌‍‌ ‌ ​‍‌‍​‌‌‍ ‌​ ‍ ‌ ​​‌‍​‌‌ ‌​‌‍‍​​ ‌‌‍​‍‌‍ ‌‍‌​‌ ‍‌​‍‌‌​ ‌‌‌​​‍‌‌ ‌‍‍ ‌‍‌‌‌ ‍‌​‍‌‌​ ​ ‌​‌​​‍‌‌​ ​ ‌​‌​​‍‌‌​ ​‍​ ​‍​ ​ ‌‍‌​​ ‌‍​ ​‌​ ‌​‌‍​‌​ ​ ​ ​‍​ ‌‌​ ‍​‌‍​‍​ ‌ ​‍‌‌​ ​‍​ ​‍​‍‌‌​ ‌‌‌​‌​​‍ ‍‌‍​ ‌‍‍​‌‍‍‌‌‍ ​‌‍‌​‌ ​‍‌‍‌‌‌‍ ‍​‍‌‌​ ‌‌‌​​‍‌‌ ‌‍‍ ‌‍‌‌‌ ‍‌​‍‌‌​ ​ ‌​‌​​‍‌‌​ ​ ‌​‌​​‍‌‌​ ​‍​ ​‍​ ‌‌​ ‌‌​ ​‍​ ​‍‌‍​‌​ ​​‌‍‌‌​ ‌‌​ ‌​‌‍‌‌‌‍‌​​ ​ ​ ​‌​‍‌‌​ ​‍​ ​‍​‍‌‌​ ‌‌‌​‌​​‍ ‍‌ ‌​‌‍‌‌‌ ‍​‌ ‌​​ ‌‍​‍‌‍​‌‌ ​ ‌‍‌‌‌‌‌‌‌ ​‍‌‍ ​​ ‌‌‍‍​‌ ‌​‌ ‌​‌ ​​​‍‌‌​ ​ ‌​​‌​‍‌‌​ ​‍‌​‌‍​‍‌‌​ ​‍‌​‌‍‌‍ ​‌‍ ‌‍​ ‌‍​‌‌‍ ​‌‍‍​‌‍ ‌ ​ ‌ ‌​​‍‌‌​ ​ ‌​​‌​ ​ ​ ​ ​ ​ ​ ​ ​‍‌‍‌‍‍‌‌‍‌​​ ‌​ ‍​​ ​‌‌‍‌‌​ ‌ ‌‍​ ​ ‍‌​ ‍​‌‍​‌​‍ ‌​ ‍‌‌‍​ ​ ‌‌‌‍‌‌​‍ ‌​ ‌​​ ​​‌‍​‌​ ‍‌​‍ ‌‌‍​‍​ ​‍​ ‌‍​ ​‍​‍ ‌​ ​ ‌‍‌‍‌‍‌‌‌‍​‍​ ​​​ ‌​​ ‌‍‌‍​‍‌‍‌‍‌‍‌​‌‍​‍‌‍​ ​‍‌‍‌ ‌​‌ ‍‌‌ ​​‌‍‌‌​ ‌‌ ​​‌ ​‍‌‍ ‌‍‌ ‌ ​‍‌‍​‌‌‍ ‌​‍‌‍‌ ​​‌‍​‌‌ ‌​‌‍‍​​ ‌‌‍​‍‌‍ ‌‍‌​‌ ‍‌​‍‌‌​ ‌‌‌​​‍‌‌ ‌‍‍ ‌‍‌‌‌ ‍‌​‍‌‌​ ​ ‌​‌​​‍‌‌​ ​ ‌​‌​​‍‌‌​ ​‍​ ​‍​ ​ ‌‍‌​​ ‌‍​ ​‌​ ‌​‌‍​‌​ ​ ​ ​‍​ ‌‌​ ‍​‌‍​‍​ ‌ ​‍‌‌​ ​‍​ ​‍​‍‌‌​ ‌‌‌​‌​​‍ ‍‌‍​ ‌‍‍​‌‍‍‌‌‍ ​‌‍‌​‌ ​‍‌‍‌‌‌‍ ‍​‍‌‌​ ‌‌‌​​‍‌‌ ‌‍‍ ‌‍‌‌‌ ‍‌​‍‌‌​ ​ ‌​‌​​‍‌‌​ ​ ‌​‌​​‍‌‌​ ​‍​ ​‍​ ‌‌​ ‌‌​ ​‍​ ​‍‌‍​‌​ ​​‌‍‌‌​ ‌‌​ ‌​‌‍‌‌‌‍‌​​ ​ ​ ​‌​‍‌‌​ ​‍​ ​‍​‍‌‌​ ‌‌‌​‌​​‍ ‍‌ ‌​‌‍‌‌‌ ‍​‌ ‌​​‍​‍‌ ‌
14岁以上，热爱教学，愿意去山区感受同龄人不同